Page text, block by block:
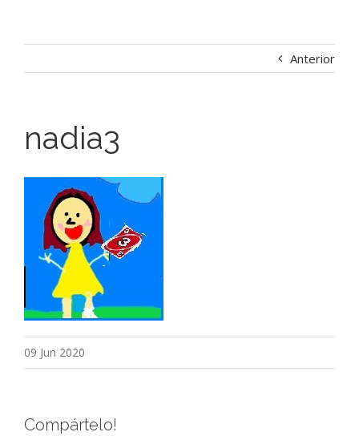
Anterior
nadia3
09 Jun 2020
Compártelo!